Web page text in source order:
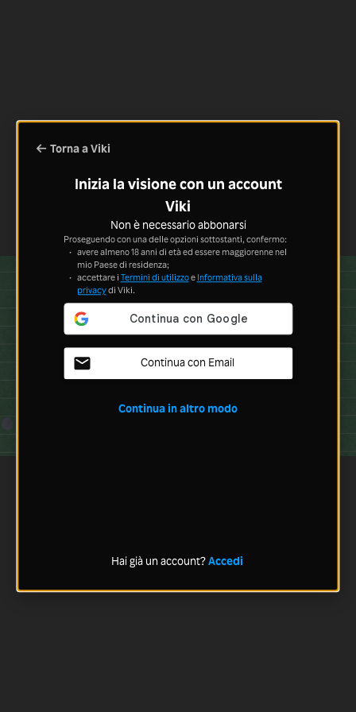
Torna a Viki
Inizia la visione con un account
Viki
Non è necessario abbonarsi
Proseguendo con una delle opzioni sottostanti, confermo:
avere almeno 18 anni di età ed essere maggiorenne nel
mio Paese di residenza;
accettare i Termini di utilizzoe Informativa sulla
privacydi Viki.
Continua con Email
Continua in altro modo
Hai già un account?Accedi